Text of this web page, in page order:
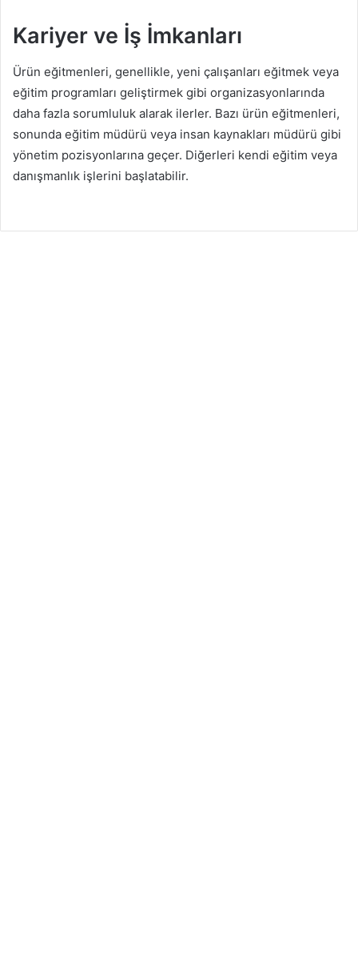
Kariyer ve İş İmkanları
Ürün eğitmenleri, genellikle, yeni çalışanları eğitmek veya
eğitim programları geliştirmek gibi organizasyonlarında
daha fazla sorumluluk alarak ilerler. Bazı ürün eğitmenleri,
sonunda eğitim müdürü veya insan kaynakları müdürü gibi
yönetim pozisyonlarına geçer. Diğerleri kendi eğitim veya
danışmanlık işlerini başlatabilir.